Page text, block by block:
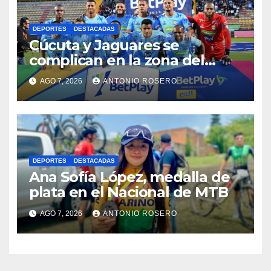
DEPORTES DESTACADAS
Cúcuta y Jaguares se
complican en la zona del
descenso en la Liga II
AGO 7, 2026 ANTONIO ROSERO
DEPORTES DESTACADAS
Ana Sofía López, medalla de
plata en el Nacional de MTB
AGO 7, 2026 ANTONIO ROSERO